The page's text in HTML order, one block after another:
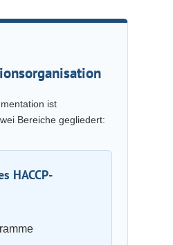
ist
Bereiche gegliedert:
HACCP-